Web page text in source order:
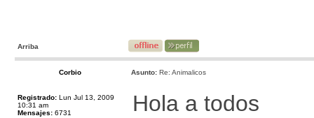
Arriba
Corbio Asunto: Re: Animalicos
Registrado: Lun Jul 13, 2009
10:31 am
Mensajes: 6731 Hola a todos